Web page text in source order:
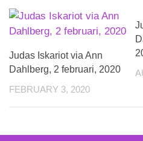
Judas Iskariot via Ann
Dahlberg, 2 februari, 2020
FEBRUARY 3, 2020